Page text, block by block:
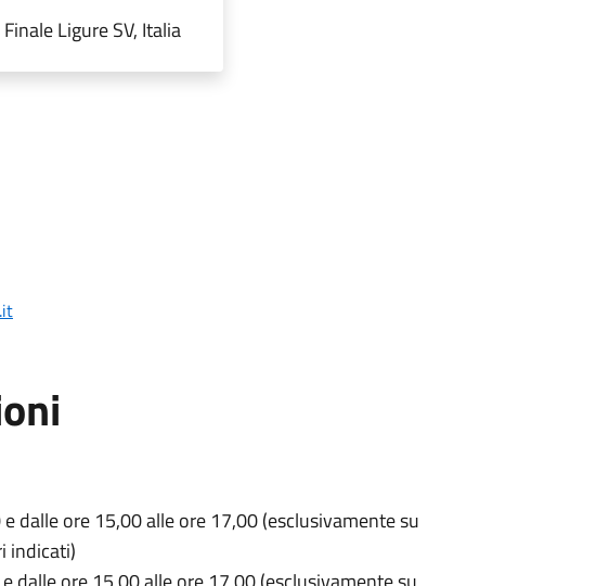
Ligure SV, Italia
dalle ore 15,00 alle ore 17,00 (esclusivamente su
indicati)